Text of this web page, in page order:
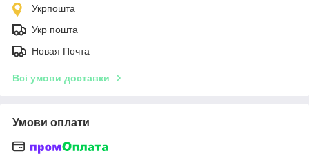
Укрпошта
Укр пошта
Новая Почта
Всі умови доставки
Умови оплати